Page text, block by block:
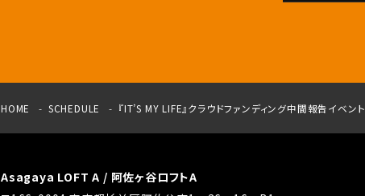
HOME SCHEDULE 『IT’S MY LIFE』クラウドファンディング中間報告イベント
Asagaya LOFT A / 阿佐ヶ谷ロフトA